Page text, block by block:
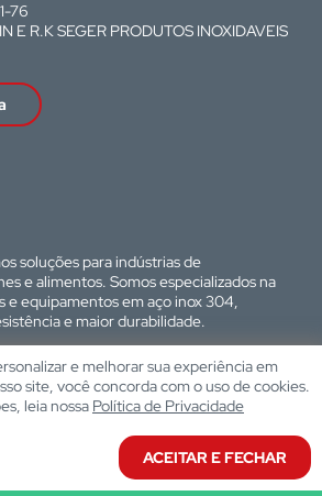
76
E R.K SEGER PRODUTOS INOXIDAVEIS
soluções para indústrias de
e alimentos. Somos especializados na
e equipamentos em aço inox 304,
e maior durabilidade.
e melhorar sua experiência em
site, você concorda com o uso de cookies.
leia nossa Política de Privacidade
ACEITAR E FECHAR